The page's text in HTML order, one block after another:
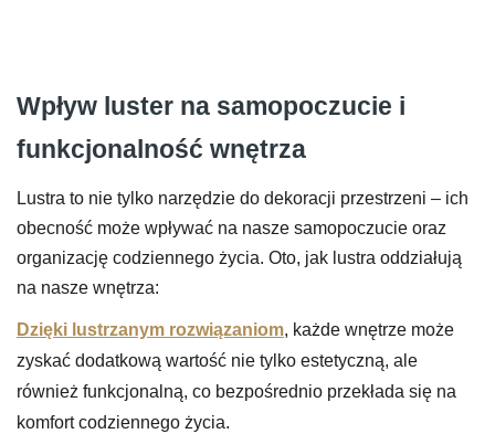
Wpływ luster na samopoczucie i
funkcjonalność wnętrza
Lustra to nie tylko narzędzie do dekoracji przestrzeni – ich
obecność może wpływać na nasze samopoczucie oraz
organizację codziennego życia. Oto, jak lustra oddziałują
na nasze wnętrza:
Dzięki lustrzanym rozwiązaniom, każde wnętrze może
zyskać dodatkową wartość nie tylko estetyczną, ale
również funkcjonalną, co bezpośrednio przekłada się na
komfort codziennego życia.